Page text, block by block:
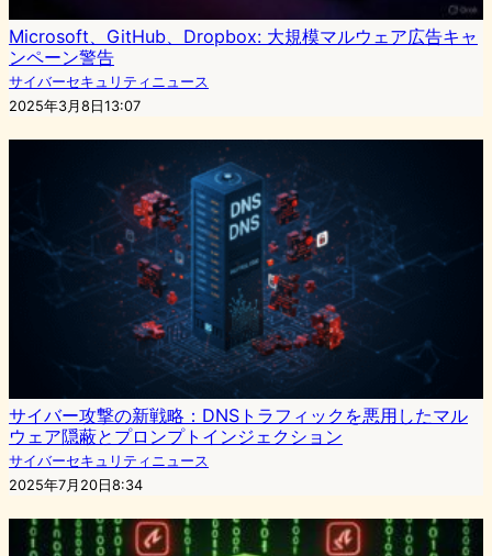
Microsoft、GitHub、Dropbox: 大規模マルウェア広告キャ
ンペーン警告
サイバーセキュリティニュース
2025年3月8日13:07
サイバー攻撃の新戦略：DNSトラフィックを悪用したマル
ウェア隠蔽とプロンプトインジェクション
サイバーセキュリティニュース
2025年7月20日8:34